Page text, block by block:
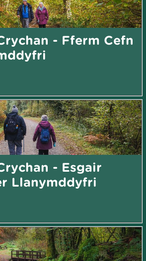
- Fferm Cefn
- Esgair
Llanymddyfri